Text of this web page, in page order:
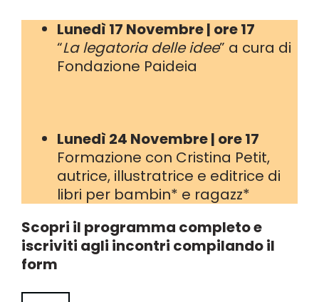
Lunedì 17 Novembre | ore 17
“La legatoria delle idee” a cura di
Fondazione Paideia
Lunedì 24 Novembre | ore 17
Formazione con Cristina Petit,
autrice, illustratrice e editrice di
libri per bambin* e ragazz*
Scopri il programma completo e
iscriviti agli incontri compilando il
form